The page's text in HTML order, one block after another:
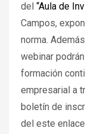
del “Aula de
Campos,
norma.
webinar
formación
empresarial a
boletín de
del este